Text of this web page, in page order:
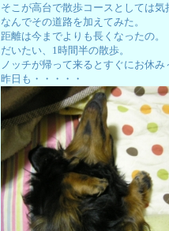
そこが高台で散歩コースとしては
なんでその道路を加えてみた。
距離は今までよりも長くなったの。
だいたい、1時間半の散歩。
ノッチが帰って来るとすぐにお休み
昨日も・・・・・